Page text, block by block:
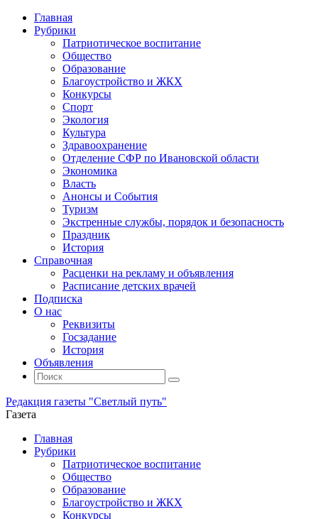
Главная
Рубрики
Патриотическое воспитание
Общество
Образование
Благоустройство и ЖКХ
Конкурсы
Спорт
Экология
Культура
Здравоохранение
Отделение СФР по Ивановской области
Экономика
Власть
Анонсы и События
Туризм
Экстренные службы, порядок и безопасность
Праздник
История
Справочная
Расценки на рекламу и объявления
Расписание детских врачей
Подписка
О нас
Реквизиты
Госзадание
История
Объявления
Поиск
Искать:
Поиск
Редакция газеты "Светлый путь"
Газета
Промотать
содержимому
Главная
Рубрики
Патриотическое воспитание
Общество
Образование
Благоустройство и ЖКХ
Конкурсы